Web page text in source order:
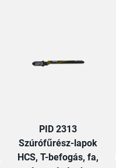
PID 2313
Szúrófűrész-lapok
HCS, T-befogás, fa,